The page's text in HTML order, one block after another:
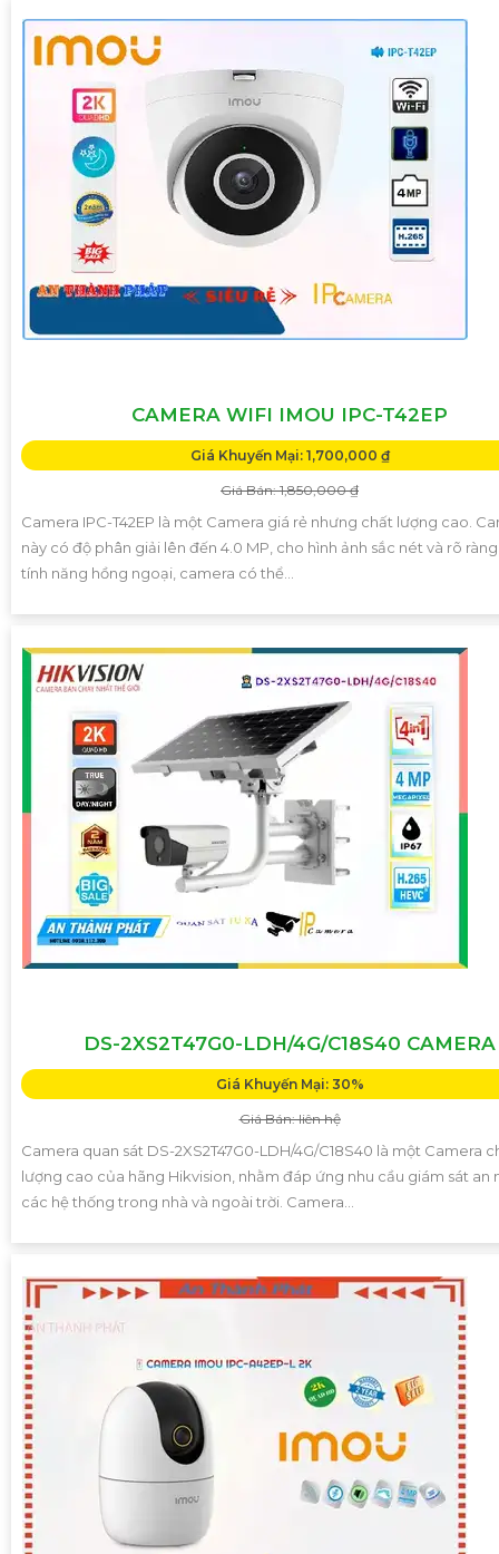
CAMERA WIFI IMOU IPC-T42EP
Giá Khuyến Mại: 1,700,000 ₫
Giá Bán: 1,850,000 ₫
Camera IPC-T42EP là một Camera giá rẻ nhưng chất lượng cao.
này có độ phân giải lên đến 4.0 MP, cho hình ảnh sắc nét và rõ
tính năng hồng ngoại, camera có thể...
DS-2XS2T47G0-LDH/4G/C18S40 CAMERA
Giá Khuyến Mại: 30%
Giá Bán: liên hệ
Camera quan sát DS-2XS2T47G0-LDH/4G/C18S40 là một Camera
lượng cao của hãng Hikvision, nhằm đáp ứng nhu cầu giám sát an
các hệ thống trong nhà và ngoài trời. Camera...